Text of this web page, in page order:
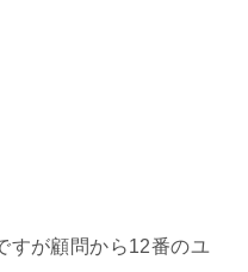
すが顧問から12番のユ